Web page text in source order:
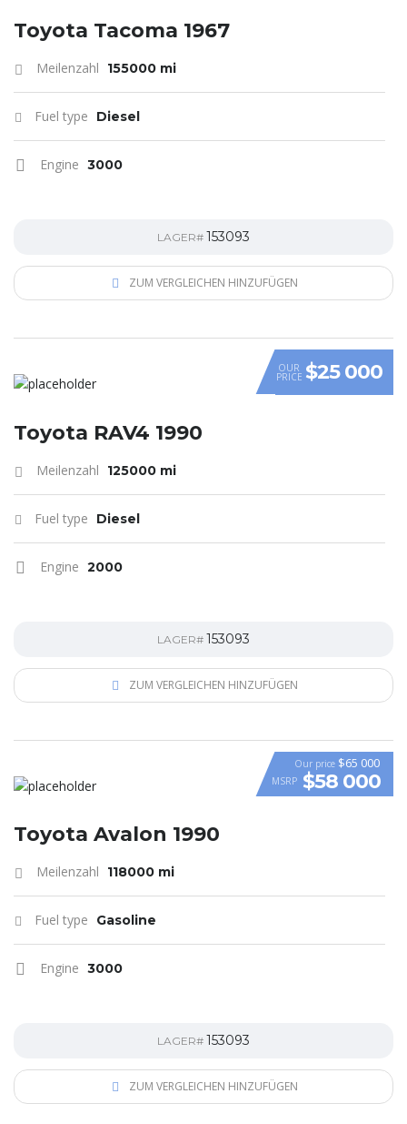
Toyota Tacoma 1967
Meilenzahl 155000 mi
Fuel type Diesel
Engine 3000
LAGER# 153093
ZUM VERGLEICHEN HINZUFÜGEN
OUR
PRICE $25 000
Toyota RAV4 1990
Meilenzahl 125000 mi
Fuel type Diesel
Engine 2000
LAGER# 153093
ZUM VERGLEICHEN HINZUFÜGEN
VIDEO
Our price $65 000
MSRP $58 000
Toyota Avalon 1990
Meilenzahl 118000 mi
Fuel type Gasoline
Engine 3000
LAGER# 153093
ZUM VERGLEICHEN HINZUFÜGEN